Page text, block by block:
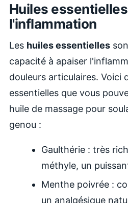
Huiles
l'inflammation
Les huiles essentielles
capacité à apaiser
douleurs articulaires. Voici
essentielles que vous
huile de massage pour
genou :
Gaulthérie : très
méthyle, un
Menthe poivrée :
un analgésique